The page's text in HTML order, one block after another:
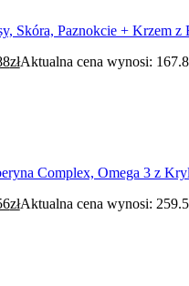
Skóra, Paznokcie + Krzem
złAktualna cena wynosi:
Complex, Omega 3 z
złAktualna cena wynosi: